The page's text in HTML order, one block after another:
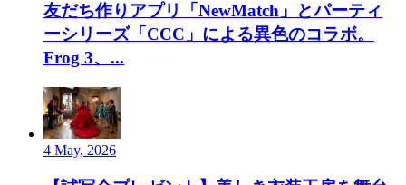
友だち作りアプリ「NewMatch」とパーティ
ーシリーズ「CCC」による異色のコラボ。
Frog 3、...
4 May, 2026